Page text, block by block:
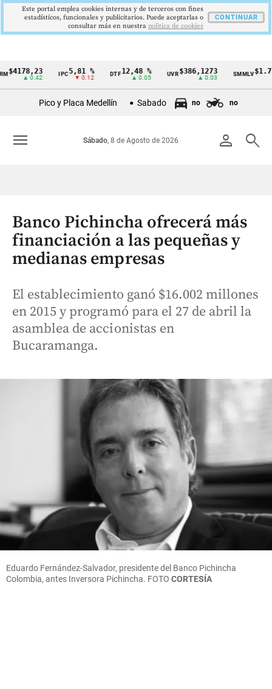
Cintillo
Colombia
▲ 0.42
IPC 5,81 %
▼ 0.12
DTF 12,48 %
▲ 0.05
UVR $386,1273
▲ 0.03
SMMLV
Pico y Placa Medellín Sabado no no
person search
Sábado, 8 de Agosto de 2026
menu
Banco Pichincha ofrecerá más
financiación a las pequeñas y
medianas empresas
El establecimiento ganó $16.002 millones
en 2015 y programó para el 27 de abril la
asamblea de accionistas en
Bucaramanga.
Eduardo Fernández-Salvador, presidente del Banco Pichincha
Colombia, antes Inversora Pichincha. FOTO CORTESÍA
Este portal emplea cookies internas y de terceros con fines
estadísticos, funcionales y publicitarios. Puede aceptarlas o
consultar más en nuestra politica de cookies
CONTINUAR